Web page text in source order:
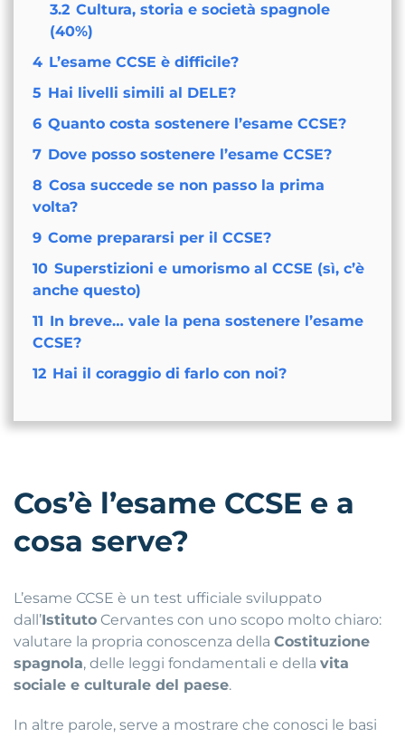
3.2 Cultura, storia e società spagnole
(40%)
4 L’esame CCSE è difficile?
5 Hai livelli simili al DELE?
6 Quanto costa sostenere l’esame CCSE?
7 Dove posso sostenere l’esame CCSE?
8 Cosa succede se non passo la prima
volta?
9 Come prepararsi per il CCSE?
10 Superstizioni e umorismo al CCSE (sì, c’è
anche questo)
11 In breve… vale la pena sostenere l’esame
CCSE?
12 Hai il coraggio di farlo con noi?
Cos’è l’esame CCSE e a
cosa serve?
L’esame CCSE è un test ufficiale sviluppato
dall’Istituto Cervantes con uno scopo molto chiaro:
valutare la propria conoscenza della Costituzione
spagnola, delle leggi fondamentali e della vita
sociale e culturale del paese.
In altre parole, serve a mostrare che conosci le basi